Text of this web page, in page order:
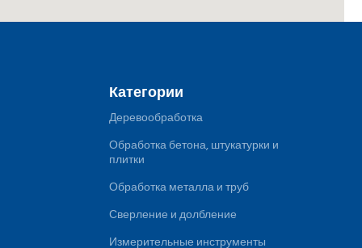
Категории
Деревообработка
Обработка бетона, штукатурки и
плитки
Обработка металла и труб
Сверление и долбление
Измерительные инструменты